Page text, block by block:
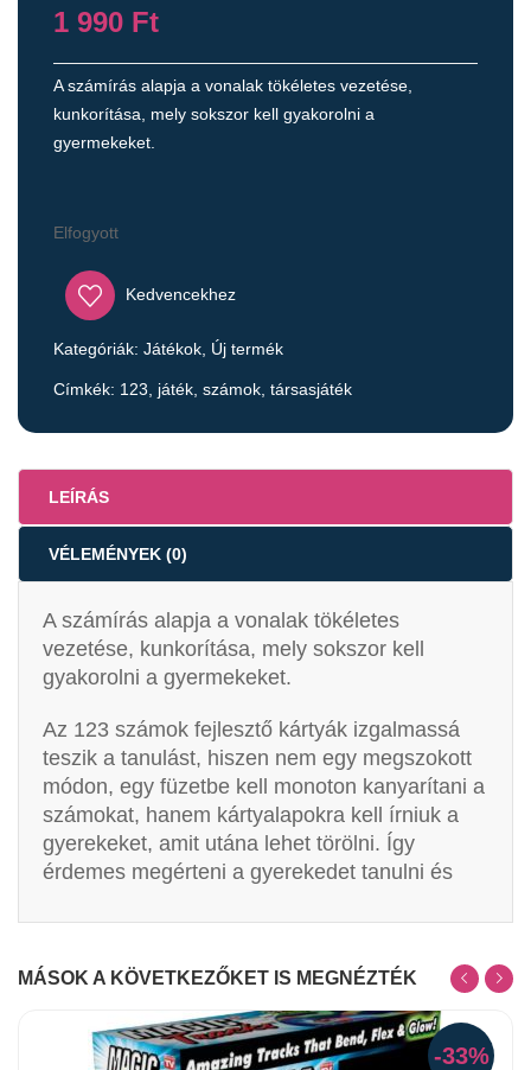
1 990 Ft
A számírás alapja a vonalak tökéletes vezetése,
kunkorítása, mely sokszor kell gyakorolni a
gyermekeket.
Elfogyott
Kedvencekhez
Kategóriák: Játékok Új termék
Címkék: 123 játék számok társasjáték
LEÍRÁS
VÉLEMÉNYEK (0)
A számírás alapja a vonalak tökéletes
vezetése, kunkorítása, mely sokszor kell
gyakorolni a gyermekeket.
Az 123 számok fejlesztő kártyák izgalmassá
teszik a tanulást, hiszen nem egy megszokott
módon, egy füzetbe kell monoton kanyarítani a
számokat, hanem kártyalapokra kell írniuk a
gyerekeket, amit utána lehet törölni. Így
érdemes megérteni a gyerekedet tanulni és
MÁSOK A KÖVETKEZŐKET IS MEGNÉZTÉK
-33%